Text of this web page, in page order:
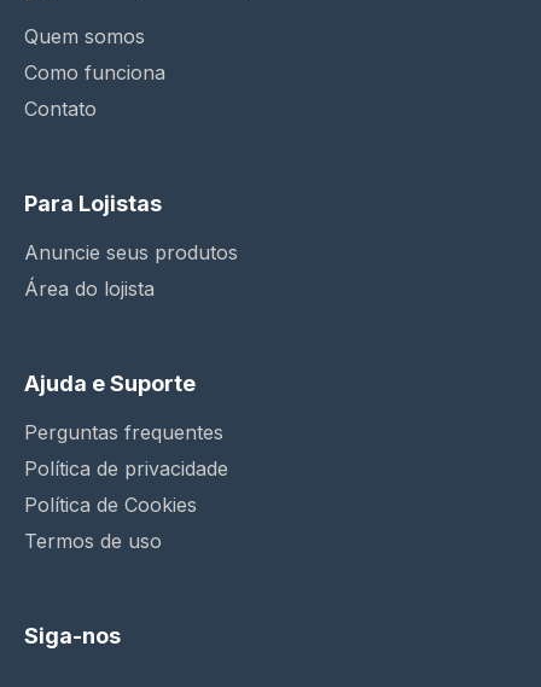
Quem somos
Como funciona
Contato
Para Lojistas
Anuncie seus produtos
Área do lojista
Ajuda e Suporte
Perguntas frequentes
Política de privacidade
Política de Cookies
Termos de uso
Siga-nos